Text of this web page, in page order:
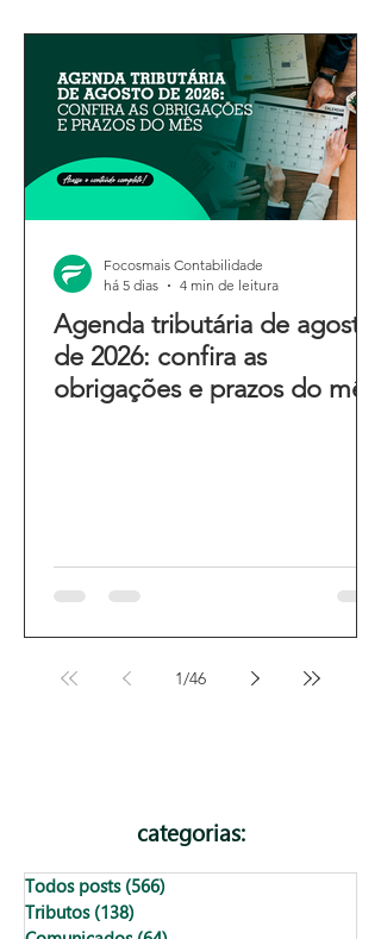
Agenda tributária de agosto
de 2026: confira as
obrigações e prazos do mês
Focosmais Contabilidade
há 5 dias
4 min de leitura
1/46
categorias:
Todos posts (566)
Tributos (138)